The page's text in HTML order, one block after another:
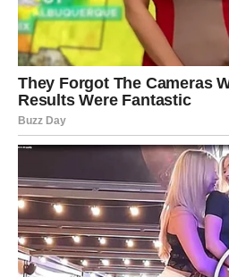
Možda si izašao iz odnosa koji
prestao da se dokaziješ nekome
si doneo odluku koju si dugo
delovao sigurno, unutra je
znak koji ide napred – ali ne
povređen.
Karmička lekcija za tebe bila je:
ljubav. Ljubav dolazi gde
I zato do sredine marta dolazi